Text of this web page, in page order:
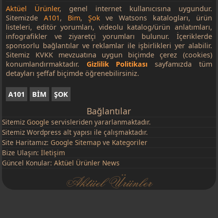
Çikolatalı Gofret Tablet 100 g
Dankek 8 Kek Çeşitleri 55 g
8,75 TL
Olala Sufle Kek/Frambuazlı 55 g
24,90 TL
Dankek İkramlık Madelin 135 g
39,90 TL
Dankek Kakaolu/Mozaik/Meyveli Baton Kek 200 g39,90 TL
Oneo Dopdolu Nane/Meyve Aromalı Şişe Sakız 76 g
Ülker Pastil Çeşitleri 22,4 g
Kalpten Kalbe Kahve Fincan Takımı 6 Kişilik 90 ml
Emsan Rendeli Saklama/Karıştırma Kabı 24 cm
Emsan 5 Parça Servis Seti
Emsan Alüminyum Döküm Pankek Tavası 27 cm
Mehtap Krep Tava 26 cm
Aktüel Ürünler, genel internet kullanıcısına uygundur.
SitemizdeA101, Bim, Şok ve Watsons katalogları, ürün
listeleri, editör yorumları, videolu katalog/ürün anlatımları,
infografikler ve ziyaretçi yorumları bulunur. İçeriklerde
sponsorlu bağlantılar ve reklamlar ile işbirlikleri yer alabilir.
Sitemiz KVKK mevzuatına uygun biçimde çerez (cookies)
konumlandırmaktadır. Gizlilik Politikası sayfamızda tüm
detayları şeffaf biçimde öğrenebilirsiniz.
A101 BİM ŞOK
Bağlantılar
Sitemiz Google servisleriden yararlanmaktadır.
Sitemiz Wordpress alt yapısı ile çalışmaktadır.
Site Haritamız: Google Sitemap ve Kategoriler
Bize Ulaşın:İletişim
Güncel Konular:Aktüel Ürünler News